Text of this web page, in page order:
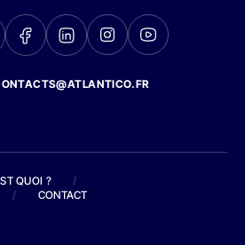
QUOI ?
/
/ CONTACT